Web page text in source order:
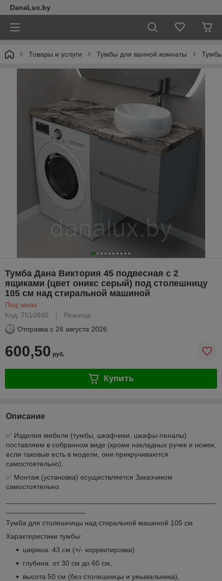
DanaLux.by
Товары и услуги Тумбы для ванной комнаты
Тумба Дана Виктория 45 подвесная с 2
ящиками (цвет оникс серый) под столешницу
105 см над стиральной машиной
Под заказ
Код: 7510845
Розница
Отправка с 26 августа 2026
600,50 руб.
Купить
Описание
✅ Изделия мебели (тумбы, шкафчики, шкафы-пеналы)
поставляем в собранном виде (кроме накладных ручек и ножек,
если таковые есть в модели, они прикручиваются
самостоятельно).
✅ Монтаж (установка) осуществляется Заказчиком
самостоятельно.
Тумба для столешницы над стиральной машиной 105 см
Характеристики тумбы:
ширина: 43 см (+/- корректировки)
глубина: от 30 см до 60 см,
высота 50 см (без столешницы и умывальника),